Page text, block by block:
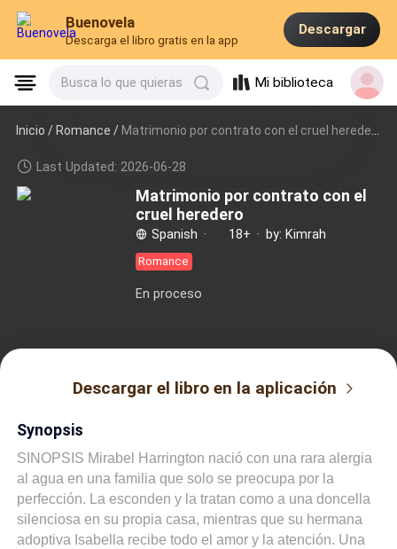
Buenovela
Descarga el libro gratis en la app
Descargar
Busca lo que quieras Mi biblioteca
Inicio /Romance / Matrimonio por contrato con el cruel heredero
Last Updated: 2026-06-28
Matrimonio por contrato con el
cruel heredero
Spanish · 18+ · by: Kimrah
Romance
En proceso
Descargar el libro en la aplicación
Synopsis
SINOPSIS Mirabel Harrington nació con una rara alergia
al agua en una familia que solo se preocupa por la
perfección. La esconden y la tratan como a una doncella
silenciosa en su propia casa, mientras que su hermana
adoptiva Isabella recibe todo el amor y la atención. Una